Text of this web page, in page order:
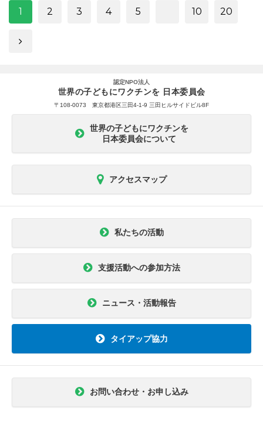
1 2 3 4 5 10 20
認定NPO法人
世界の子どもにワクチンを 日本委員会
〒108-0073 東京都港区三田4-1-9 三田ヒルサイドビル8F
世界の子どもにワクチンを
日本委員会について
アクセスマップ
私たちの活動
支援活動への参加方法
ニュース・活動報告
タイアップ協力
お問い合わせ・お申し込み